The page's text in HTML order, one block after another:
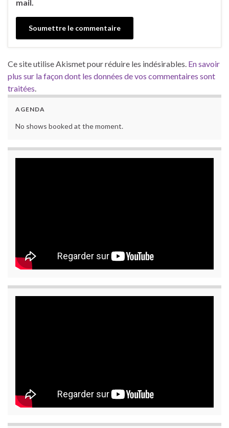
mail.
Ce site utilise Akismet pour réduire les indésirables. En savoir
plus sur la façon dont les données de vos commentaires sont
traitées.
AGENDA
No shows booked at the moment.